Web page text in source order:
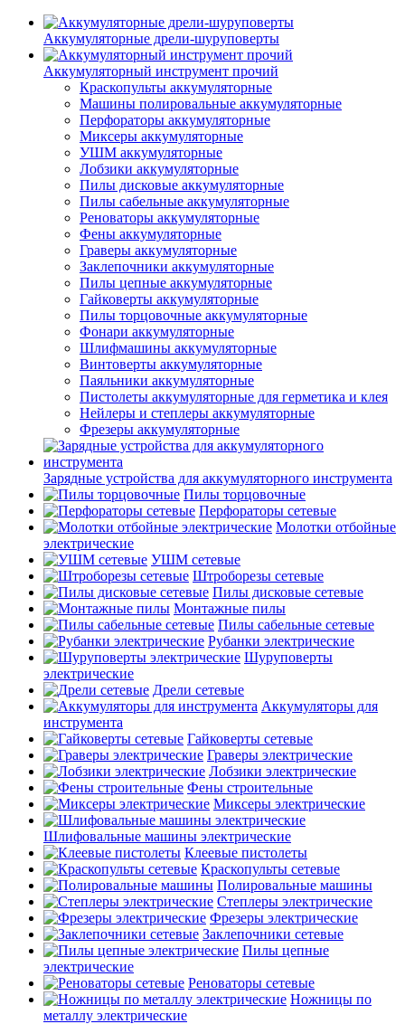
Аккумуляторные дрели-шуруповерты
Аккумуляторный инструмент прочий
Краскопульты аккумуляторные
Машины полировальные аккумуляторные
Перфораторы аккумуляторные
Миксеры аккумуляторные
УШМ аккумуляторные
Лобзики аккумуляторные
Пилы дисковые аккумуляторные
Пилы сабельные аккумуляторные
Реноваторы аккумуляторные
Фены аккумуляторные
Граверы аккумуляторные
Заклепочники аккумуляторные
Пилы цепные аккумуляторные
Гайковерты аккумуляторные
Пилы торцовочные аккумуляторные
Фонари аккумуляторные
Шлифмашины аккумуляторные
Винтоверты аккумуляторные
Паяльники аккумуляторные
Пистолеты аккумуляторные для герметика и клея
Нейлеры и степлеры аккумуляторные
Фрезеры аккумуляторные
Зарядные устройства для аккумуляторного инструмента
Пилы торцовочные
Перфораторы сетевые
Молотки отбойные
электрические
УШМ сетевые
Штроборезы сетевые
Пилы дисковые сетевые
Монтажные пилы
Пилы сабельные сетевые
Рубанки электрические
Шуруповерты
электрические
Дрели сетевые
Аккумуляторы для
инструмента
Гайковерты сетевые
Граверы электрические
Лобзики электрические
Фены строительные
Миксеры электрические
Шлифовальные машины электрические
Клеевые пистолеты
Краскопульты сетевые
Полировальные машины
Степлеры электрические
Фрезеры электрические
Заклепочники сетевые
Пилы цепные
электрические
Реноваторы сетевые
Ножницы по
металлу электрические